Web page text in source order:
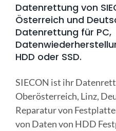
Datenrettung von
Österreich und
Datenrettung für PC,
HDD oder SSD.
SIECON ist ihr
Oberösterreich, Linz,
Reparatur von
von Daten von HDD